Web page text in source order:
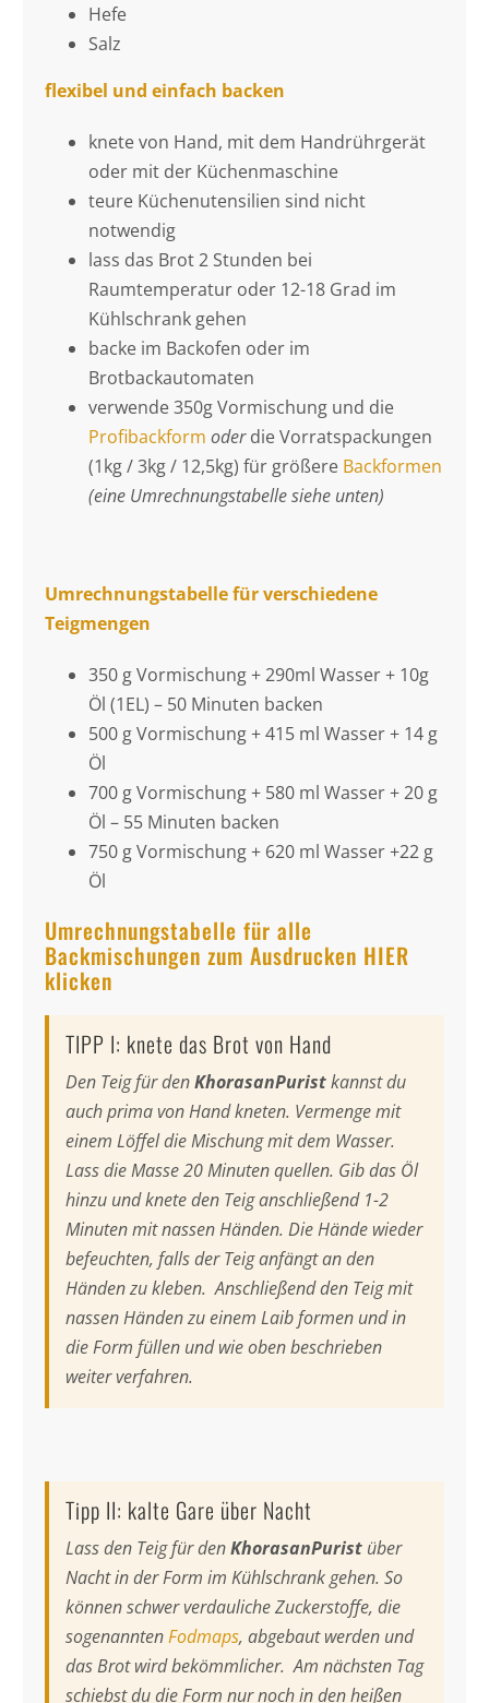
Hefe
Salz
flexibel und einfach backen
knete von Hand, mit dem Handrührgerät
oder mit der Küchenmaschine
teure Küchenutensilien sind nicht
notwendig
lass das Brot 2 Stunden bei
Raumtemperatur oder 12-18 Grad im
Kühlschrank gehen
backe im Backofen oder im
Brotbackautomaten
verwende 350g Vormischung und die
Profibackform oderdie Vorratspackungen
(1kg / 3kg / 12,5kg) für größere Backformen
(eine Umrechnungstabelle siehe unten)
Umrechnungstabellefür verschiedene
Teigmengen
350 g Vormischung + 290ml Wasser + 10g
Öl (1EL) – 50 Minuten backen
500 g Vormischung + 415 ml Wasser + 14 g
Öl
700 g Vormischung + 580 ml Wasser + 20 g
Öl – 55 Minuten backen
750 g Vormischung + 620 ml Wasser +22 g
Öl
Umrechnungstabelle für alle
Backmischungen zum Ausdrucken HIER
klicken
TIPP I: knete das Brot von Hand
Den Teig für denKhorasanPuristkannst du
auch prima von Hand kneten. Vermenge mit
einem Löffel die Mischung mit dem Wasser.
Lass die Masse 20 Minuten quellen. Gib das Öl
hinzu und knete den Teig anschließend 1-2
Minuten mit nassen Händen. Die Hände wieder
befeuchten, falls der Teig anfängt an den
Händen zu kleben. Anschließend den Teig mit
nassen Händen zu einem Laib formen und in
die Form füllen und wie oben beschrieben
weiter verfahren.
Tipp II: kalte Gare über Nacht
Lass den Teig für denKhorasanPuristüber
Nacht in der Form im Kühlschrank gehen. So
können schwer verdauliche Zuckerstoffe, die
sogenanntenFodmaps, abgebaut werden und
das Brot wird bekömmlicher. Am nächsten Tag
schiebst du die Form nur noch in den heißen